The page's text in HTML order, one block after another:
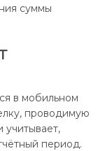
суммы
в мобильном
проводимую
учитывает,
период.